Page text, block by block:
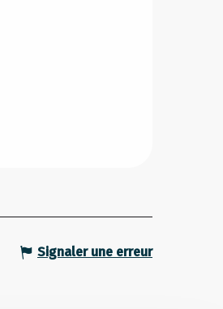
Signaler une erreur